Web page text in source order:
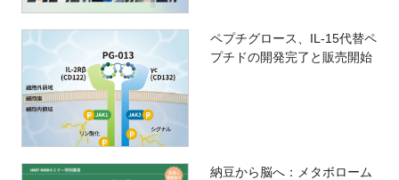
ペプチグロース、IL-15代替ペ
プチドの開発完了と販売開始
納豆から脳へ：メタボローム